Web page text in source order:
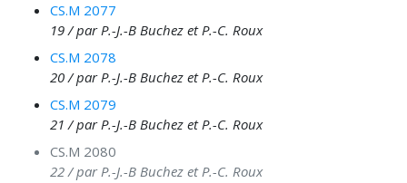
CS.M 2077
19 / par P.-J.-B Buchez et P.-C. Roux
CS.M 2078
20 / par P.-J.-B Buchez et P.-C. Roux
CS.M 2079
21 / par P.-J.-B Buchez et P.-C. Roux
CS.M 2080
22 / par P.-J.-B Buchez et P.-C. Roux